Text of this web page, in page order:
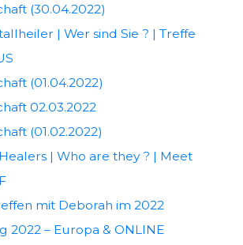
(30.04.2022)
| Wer sind Sie ? | Treffe
(01.04.2022)
02.03.2022
(01.02.2022)
| Who are they ? | Meet
mit Deborah im 2022
2022 – Europa & ONLINE